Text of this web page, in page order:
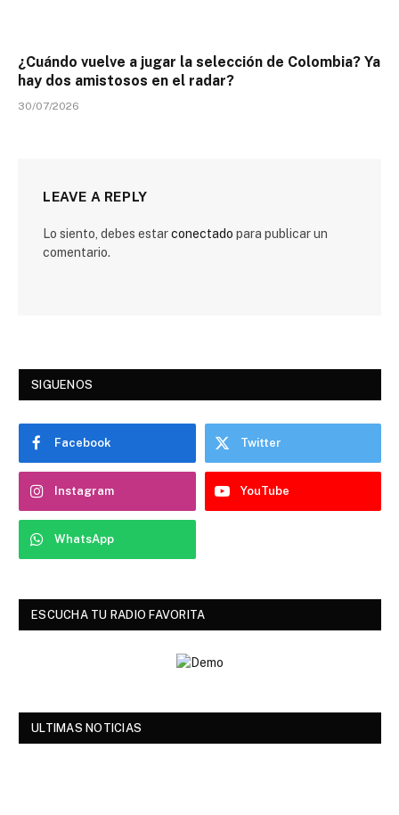
¿Cuándo vuelve a jugar la selección de Colombia? Ya
hay dos amistosos en el radar?
30/07/2026
LEAVE A REPLY
Lo siento, debes estarconectado para publicar un
comentario.
SIGUENOS
Facebook Twitter
Instagram YouTube
WhatsApp
ESCUCHA TU RADIO FAVORITA
ULTIMAS NOTICIAS